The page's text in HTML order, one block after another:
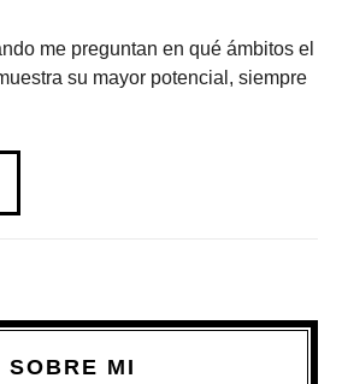
me preguntan en qué ámbitos el
su mayor potencial, siempre
SOBRE MI